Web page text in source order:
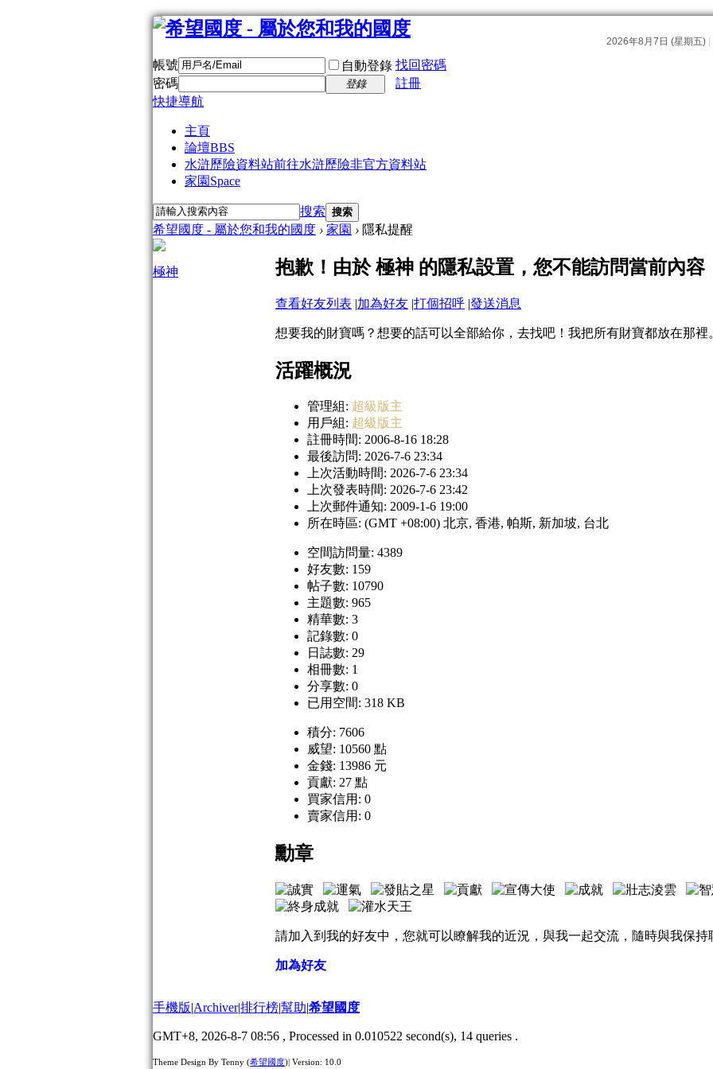
帳號 自動登錄 找回密碼
密碼
登錄
註冊
快捷導航
主頁
論壇BBS
水滸歷險資料站前往水滸歷險非官方資料站
家園 Space
搜索 搜索
希望國度 - 屬於您和我的國度 › 家園 › 隱私提醒
極神 抱歉！由於 極神 的隱私設置，您不能訪問當前內容
查看好友列表 |加為好友 |打個招呼 |發送消息
想要我的財寶嗎？想要的話可以全部給你，去找吧！我把所有財寶都放在那裡
活躍概況
管理組: 超級版主
用戶組: 超級版主
註冊時間: 2006-8-16 18:28
最後訪問: 2026-7-6 23:34
上次活動時間: 2026-7-6 23:34
上次發表時間: 2026-7-6 23:42
上次郵件通知: 2009-1-6 19:00
所在時區: (GMT +08:00) 北京, 香港, 帕斯, 新加坡, 台北
空間訪問量: 4389
好友數: 159
帖子數: 10790
主題數: 965
精華數: 3
記錄數: 0
日誌數: 29
相冊數: 1
分享數: 0
已用空間: 318 KB
積分: 7606
威望: 10560 點
金錢: 13986 元
貢獻: 27 點
買家信用: 0
賣家信用: 0
勳章
請加入到我的好友中，您就可以瞭解我的近況，與我一起交流，隨時與我保持
加為好友
手機版|Archiver|排行榜|幫助|希望國度
GMT+8, 2026-8-7 08:56 , Processed in 0.010522 second(s), 14 queries .
Theme Design By Tenny (希望國度)| Version: 10.0